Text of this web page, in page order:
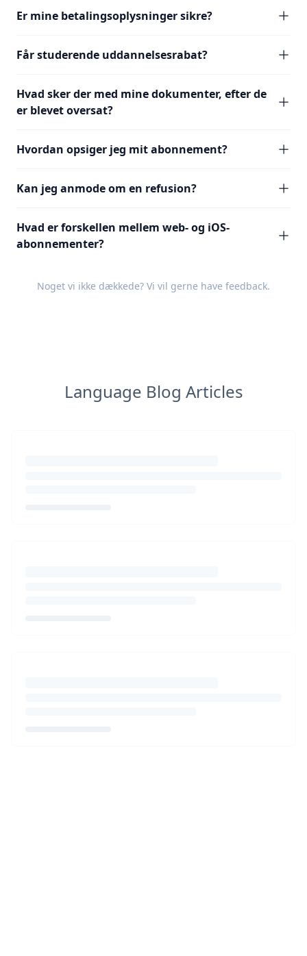
Er mine betalingsoplysninger sikre?
Får studerende uddannelsesrabat?
Hvad sker der med mine dokumenter, efter de
er blevet oversat?
Hvordan opsiger jeg mit abonnement?
Kan jeg anmode om en refusion?
Hvad er forskellen mellem web- og iOS-
abonnementer?
Noget vi ikke dækkede? Vi vil gerne have feedback.
Language Blog Articles